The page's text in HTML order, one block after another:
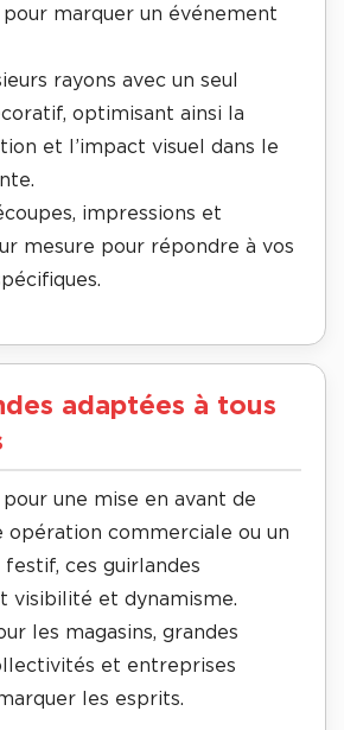
marquer un événement
rayons avec un seul
optimisant ainsi la
et l’impact visuel dans le
impressions et
mesure pour répondre à vos
adaptées à tous
une mise en avant de
opération commerciale ou un
ces guirlandes
visibilité et dynamisme.
les magasins, grandes
et entreprises
les esprits.